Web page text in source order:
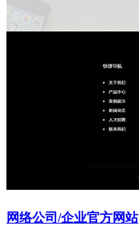
网络公司/企业官方网站